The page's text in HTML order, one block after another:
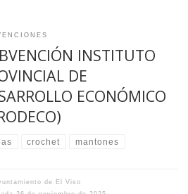
INSTITUTO
DE
ECONÓMICO
crochet mantones
de El Viso